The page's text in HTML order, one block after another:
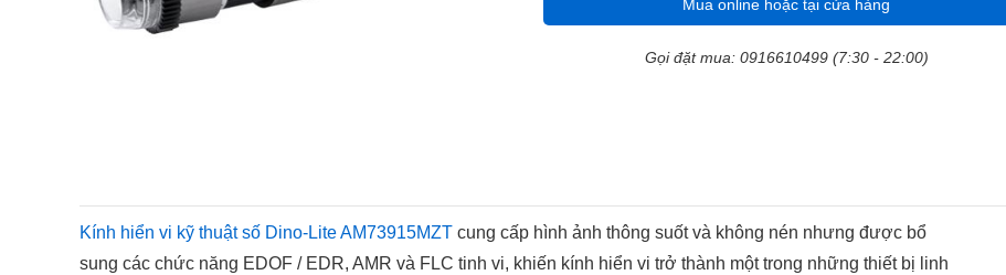
Mua online hoặc tại cửa hàng
Gọi đặt mua: 0916610499 (7:30 - 22:00)
Kính hiển vi kỹ thuật số Dino-Lite AM73915MZT cung cấp hình ảnh thông suốt và không nén nhưng được bổ
sung các chức năng EDOF / EDR, AMR và FLC tinh vi, khiến kính hiển vi trở thành một trong những thiết bị linh